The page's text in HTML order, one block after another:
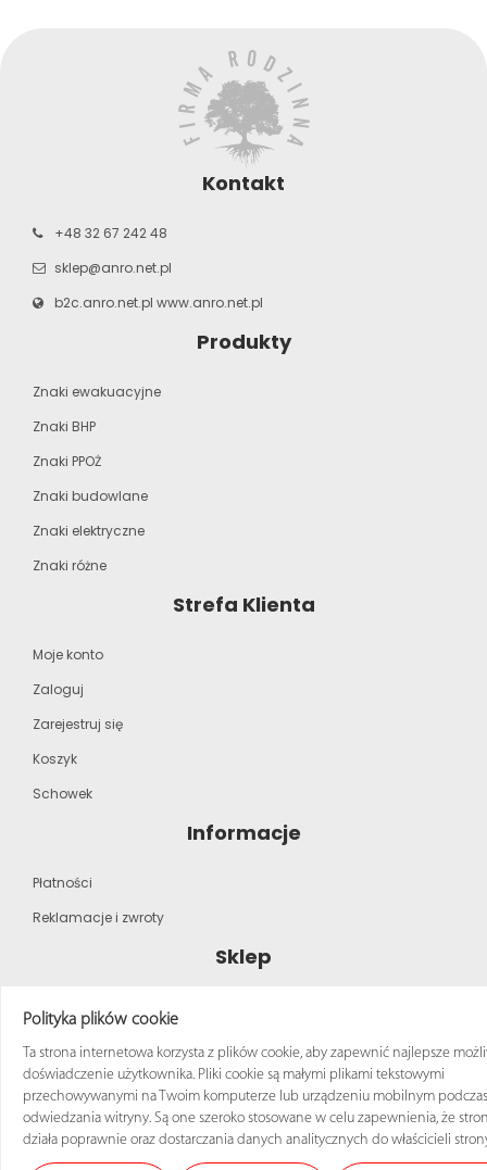
Kontakt
+48 32 67 242 48
sklep@anro.net.pl
b2c.anro.net.pl www.anro.net.pl
Produkty
Znaki ewakuacyjne
Znaki BHP
Znaki PPOŻ
Znaki budowlane
Znaki elektryczne
Znaki różne
Strefa Klienta
Moje konto
Zaloguj
Zarejestruj się
Koszyk
Schowek
Informacje
Płatności
Reklamacje i zwroty
Sklep
Strona główna
Katalog produktów
Regulamin zakupów
Polityka plików cookie
Ta strona internetowa korzysta z plików cookie, aby zapewnić najlepsze
doświadczenie użytkownika. Pliki cookie są małymi plikami tekstowymi
przechowywanymi na Twoim komputerze lub urządzeniu mobilnym podczas
odwiedzania witryny. Są one szeroko stosowane w celu zapewnienia, że
działa poprawnie oraz dostarczania danych analitycznych do właścicieli